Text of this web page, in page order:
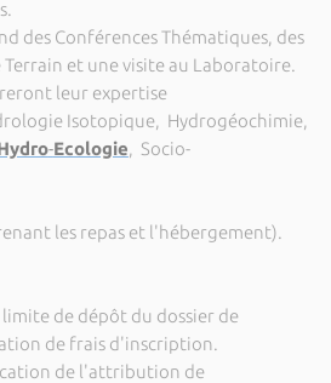
des Conférences Thématiques, des
et une visite au Laboratoire.
leur expertise
Isotopique, Hydrogéochimie,
-Ecologie, Socio-
les repas et l'hébergement).
de dépôt du dossier de
de frais d'inscription.
de l'attribution de